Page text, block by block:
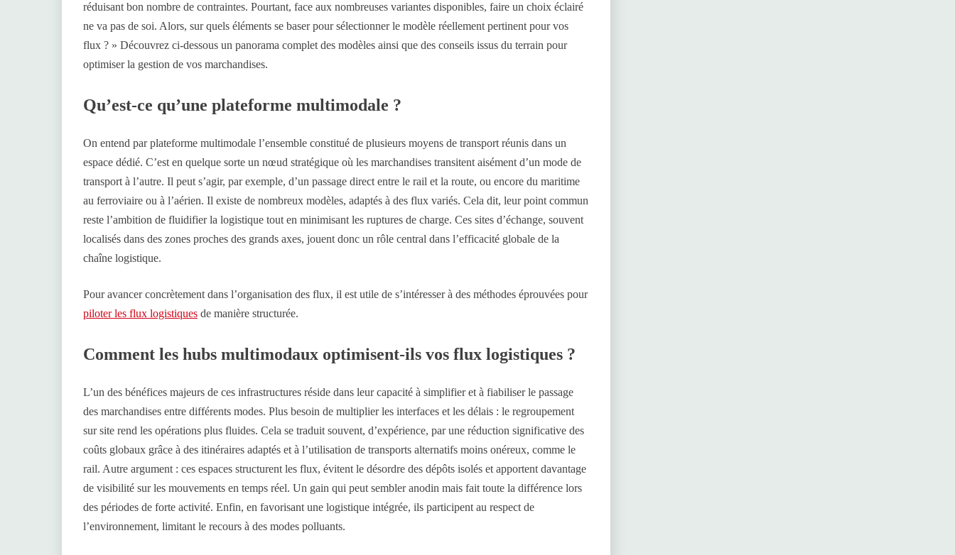
réduisant bon nombre de contraintes. Pourtant, face aux nombreuses variantes disponibles, faire un choix éclairé
ne va pas de soi. Alors, sur quels éléments se baser pour sélectionner le modèle réellement pertinent pour vos
flux ? » Découvrez ci-dessous un panorama complet des modèles ainsi que des conseils issus du terrain pour
optimiser la gestion de vos marchandises.
Qu’est-ce qu’une plateforme multimodale ?
On entend par plateforme multimodale l’ensemble constitué de plusieurs moyens de transport réunis dans un
espace dédié. C’est en quelque sorte un nœud stratégique où les marchandises transitent aisément d’un mode de
transport à l’autre. Il peut s’agir, par exemple, d’un passage direct entre le rail et la route, ou encore du maritime
au ferroviaire ou à l’aérien. Il existe de nombreux modèles, adaptés à des flux variés. Cela dit, leur point commun
reste l’ambition de fluidifier la logistique tout en minimisant les ruptures de charge. Ces sites d’échange, souvent
localisés dans des zones proches des grands axes, jouent donc un rôle central dans l’efficacité globale de la
chaîne logistique.
Pour avancer concrètement dans l’organisation des flux, il est utile de s’intéresser à des méthodes éprouvées pour
piloter les flux logistiques de manière structurée.
Comment les hubs multimodaux optimisent-ils vos flux logistiques ?
L’un des bénéfices majeurs de ces infrastructures réside dans leur capacité à simplifier et à fiabiliser le passage
des marchandises entre différents modes. Plus besoin de multiplier les interfaces et les délais : le regroupement
sur site rend les opérations plus fluides. Cela se traduit souvent, d’expérience, par une réduction significative des
coûts globaux grâce à des itinéraires adaptés et à l’utilisation de transports alternatifs moins onéreux, comme le
rail. Autre argument : ces espaces structurent les flux, évitent le désordre des dépôts isolés et apportent davantage
de visibilité sur les mouvements en temps réel. Un gain qui peut sembler anodin mais fait toute la différence lors
des périodes de forte activité. Enfin, en favorisant une logistique intégrée, ils participent au respect de
l’environnement, limitant le recours à des modes polluants.